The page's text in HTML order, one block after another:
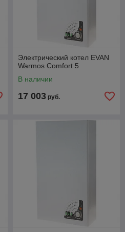
Электрический котел EVAN
Warmos Comfort 5
В наличии
17 003 руб.